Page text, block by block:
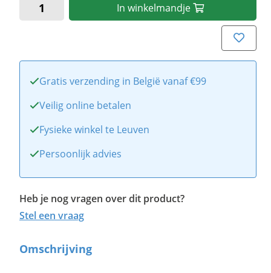
In winkelmandje
Gratis verzending in België vanaf €99
Veilig online betalen
Fysieke winkel te Leuven
Persoonlijk advies
Heb je nog vragen over dit product?
Stel een vraag
Omschrijving